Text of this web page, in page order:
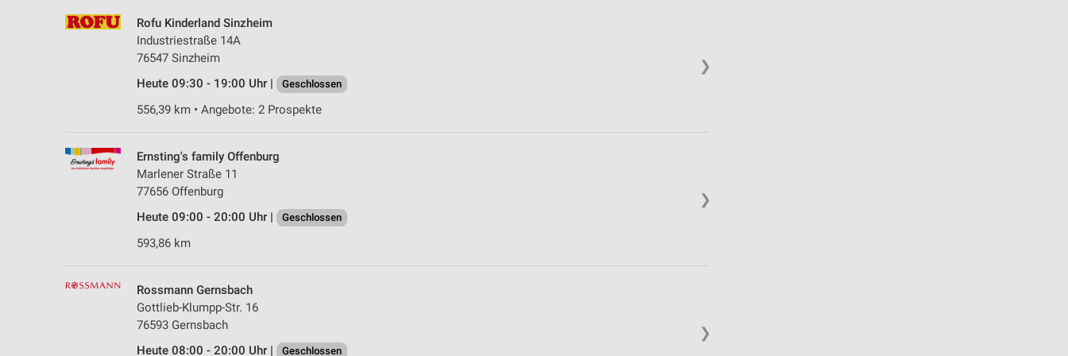
❯
Rofu Kinderland Sinzheim
Industriestraße 14A
76547 Sinzheim
Heute 09:30 - 19:00 Uhr |
Geschlossen
556,39 km • Angebote: 2 Prospekte
❯
Ernsting's family Offenburg
Marlener Straße 11
77656 Offenburg
Heute 09:00 - 20:00 Uhr |
Geschlossen
593,86 km
❯
Rossmann Gernsbach
Gottlieb-Klumpp-Str. 16
76593 Gernsbach
Heute 08:00 - 20:00 Uhr |
Geschlossen